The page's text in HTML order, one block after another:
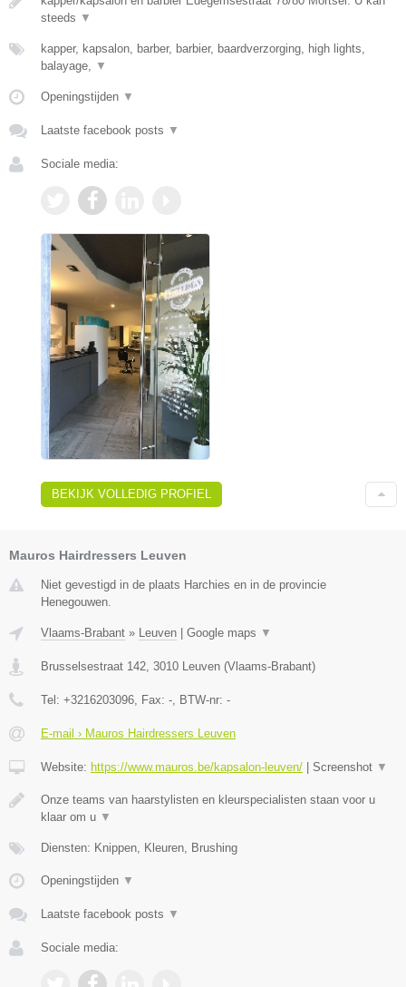
steeds ▼
kapper, kapsalon, barber, barbier, baardverzorging, high lights,
balayage, ▼
Openingstijden ▼
Laatste facebook posts ▼
Sociale media:
BEKIJK VOLLEDIG PROFIEL
Mauros Hairdressers Leuven
Niet gevestigd in de plaats Harchies en in de provincie
Henegouwen.
Vlaams-Brabant » Leuven | Google maps ▼
Brusselsestraat 142 3010 Leuven (Vlaams-Brabant)
Tel: +3216203096 , Fax: - , BTW-nr: -
E-mail › Mauros Hairdressers Leuven
Website: https://www.mauros.be/kapsalon-leuven/ | Screenshot ▼
Onze teams van haarstylisten en kleurspecialisten staan voor u
klaar om u ▼
Diensten: Knippen, Kleuren, Brushing
Openingstijden ▼
Laatste facebook posts ▼
Sociale media: